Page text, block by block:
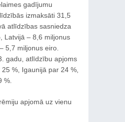
gadījumu
izmaksāti 31,5
atlīdzības sasniedza
Latvijā – 8,6 miljonus
5,7 miljonus eiro.
gadu, atlīdzību apjoms
%, Igaunijā par 24 %,
%.
apjomā uz vienu